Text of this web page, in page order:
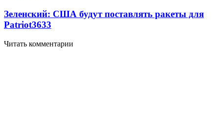
Зеленский: США будут поставлять ракеты для
Patriot3633
Читать комментарии